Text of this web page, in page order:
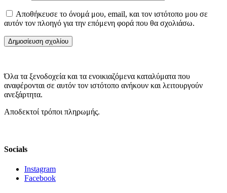
Αποθήκευσε το όνομά μου, email, και τον ιστότοπο μου σε
αυτόν τον πλοηγό για την επόμενη φορά που θα σχολιάσω.
Όλα τα ξενοδοχεία και τα ενοικιαζόμενα καταλύματα που
αναφέρονται σε αυτόν τον ιστότοπο ανήκουν και λειτουργούν
ανεξάρτητα.
Αποδεκτοί τρόποι πληρωμής.
Socials
Instagram
Facebook